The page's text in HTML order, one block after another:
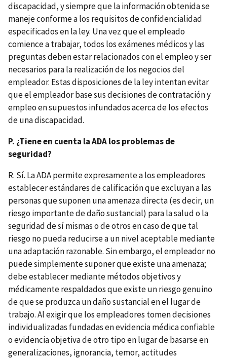
discapacidad, y siempre que la información obtenida se
maneje conforme a los requisitos de confidencialidad
especificados en la ley. Una vez que el empleado
comience a trabajar, todos los exámenes médicos y las
preguntas deben estar relacionados con el empleo y ser
necesarios para la realización de los negocios del
empleador. Estas disposiciones de la ley intentan evitar
que el empleador base sus decisiones de contratación y
empleo en supuestos infundados acerca de los efectos
de una discapacidad.
P. ¿Tiene en cuenta la ADA los problemas de
seguridad?
R. Sí. La ADA permite expresamente a los empleadores
establecer estándares de calificación que excluyan a las
personas que suponen una amenaza directa (es decir, un
riesgo importante de daño sustancial) para la salud o la
seguridad de sí mismas o de otros en caso de que tal
riesgo no pueda reducirse a un nivel aceptable mediante
una adaptación razonable. Sin embargo, el empleador no
puede simplemente suponer que existe una amenaza;
debe establecer mediante métodos objetivos y
médicamente respaldados que existe un riesgo genuino
de que se produzca un daño sustancial en el lugar de
trabajo. Al exigir que los empleadores tomen decisiones
individualizadas fundadas en evidencia médica confiable
o evidencia objetiva de otro tipo en lugar de basarse en
generalizaciones, ignorancia, temor, actitudes